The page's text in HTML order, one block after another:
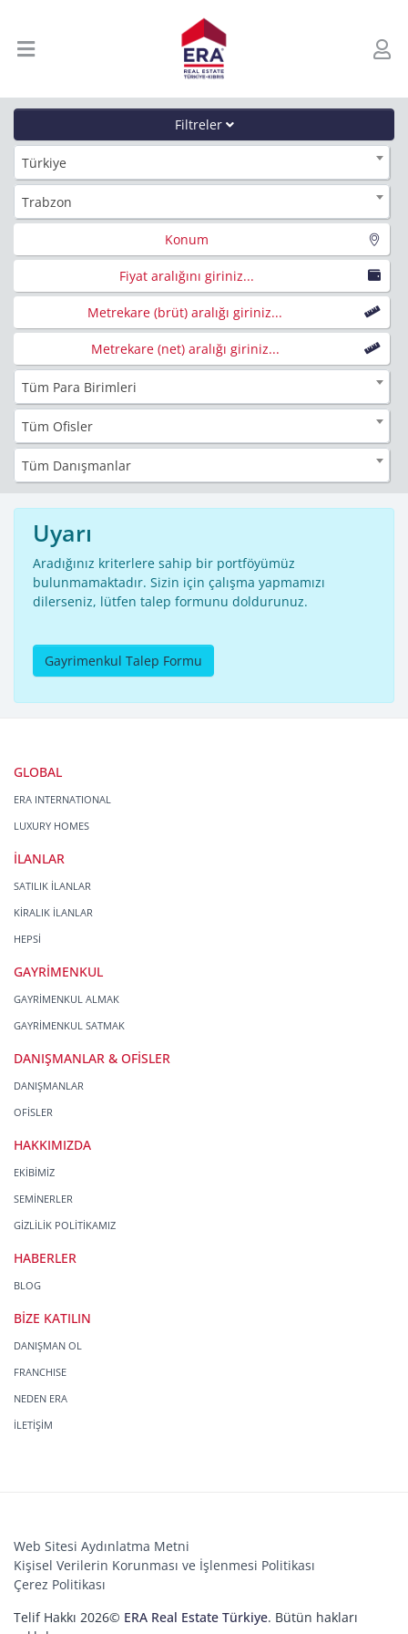
Filtreler
Türkiye
Trabzon
Konum
Fiyat aralığını giriniz...
Metrekare (brüt) aralığı giriniz...
Metrekare (net) aralığı giriniz...
Tüm Para Birimleri
Tüm Ofisler
Tüm Danışmanlar
Uyarı
Aradığınız kriterlere sahip bir portföyümüz
bulunmamaktadır. Sizin için çalışma yapmamızı
dilerseniz, lütfen talep formunu doldurunuz.
Gayrimenkul Talep Formu
GLOBAL
ERA INTERNATIONAL
LUXURY HOMES
İLANLAR
SATILIK İLANLAR
KİRALIK İLANLAR
HEPSİ
GAYRİMENKUL
GAYRİMENKUL ALMAK
GAYRİMENKUL SATMAK
DANIŞMANLAR & OFİSLER
DANIŞMANLAR
OFİSLER
HAKKIMIZDA
EKİBİMİZ
SEMİNERLER
GİZLİLİK POLİTİKAMIZ
HABERLER
BLOG
BİZE KATILIN
DANIŞMAN OL
FRANCHISE
NEDEN ERA
İLETİŞİM
Web Sitesi Aydınlatma Metni
Kişisel Verilerin Korunması ve İşlenmesi Politikası
Çerez Politikası
Telif Hakkı 2026© ERA Real Estate Türkiye. Bütün hakları